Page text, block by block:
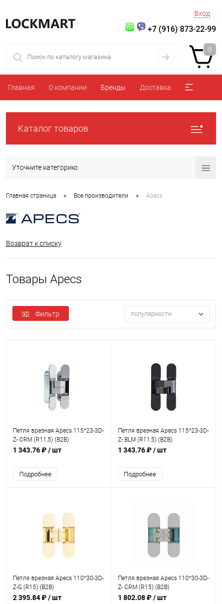
Вход
+7 (916) 873-22-99
0
Главная О компании Бренды Доставка
Каталог товаров
Уточните категорию:
Главная страница • Все производители • Apecs
Возврат к списку
Товары Apecs
Фильтр популярности
Петля врезная Apecs 115*23-3D-
Z- CRM (R11,5) (B2B)
1 343.76 ₽/ шт
Подробнее
Петля врезная Apecs 115*23-3D-
Z- BLM (R11,5) (B2B)
1 343.76 ₽/ шт
Подробнее
Петля врезная Apecs 110*30-3D-
Z-G (R15) (B2B)
2 395.84 ₽/ шт
Петля врезная Apecs 110*30-3D-
Z- CRM (R15) (B2B)
1 802.08 ₽/ шт